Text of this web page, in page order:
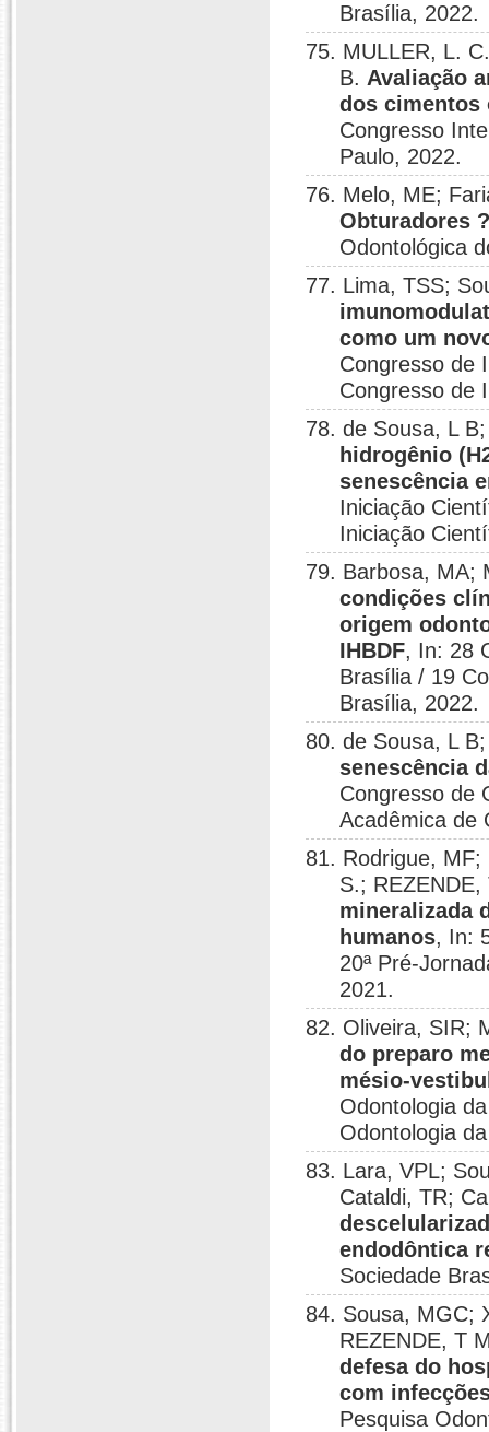
Brasília, 2022.
75. MULLER, L.
B. Avaliação
dos cimentos
Congresso
Paulo, 2022.
76. Melo, ME;
Obturadores
Odontológica
77. Lima, TSS;
como um
Congresso de
Congresso de
78. de Sousa, L
hidrogênio
senescência
Iniciação
Iniciação
79. Barbosa, MA;
condições
origem
IHBDF, In: 28
Brasília / 19
Brasília, 2022.
80. de Sousa, L
senescência
Congresso de
Acadêmica de
81. Rodrigue,
S.;
mineralizada
humanos, In:
20ª Pré-
2021.
82. Oliveira, SIR;
do preparo
mésio-
Odontologia
Odontologia
83. Lara, VPL;
Cataldi, TR;
endodôntica
Sociedade
84. Sousa, MGC;
REZENDE, T
defesa do
com
Pesquisa